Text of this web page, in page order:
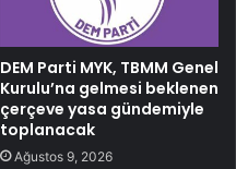
DEM Parti MYK, TBMM Genel
Kurulu’na gelmesi beklenen
çerçeve yasa gündemiyle
toplanacak
Ağustos 9, 2026